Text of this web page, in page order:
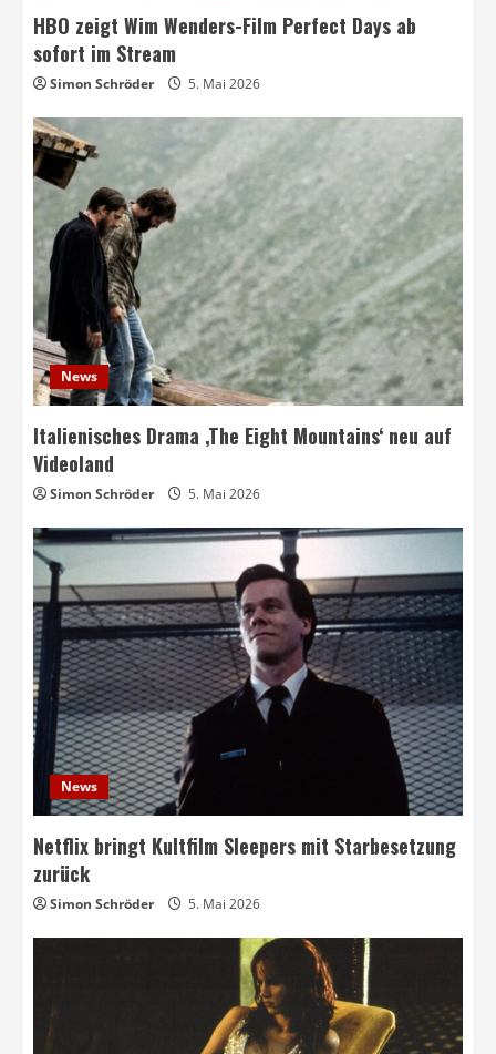
HBO zeigt Wim Wenders-Film Perfect Days ab
sofort im Stream
Simon Schröder 5. Mai 2026
News
Italienisches Drama ‚The Eight Mountains‘ neu auf
Videoland
Simon Schröder 5. Mai 2026
News
Netflix bringt Kultfilm Sleepers mit Starbesetzung
zurück
Simon Schröder 5. Mai 2026